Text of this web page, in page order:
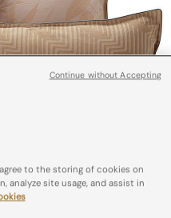
to the storing of cookies on
analyze site usage, and assist in
Continue without Accepting